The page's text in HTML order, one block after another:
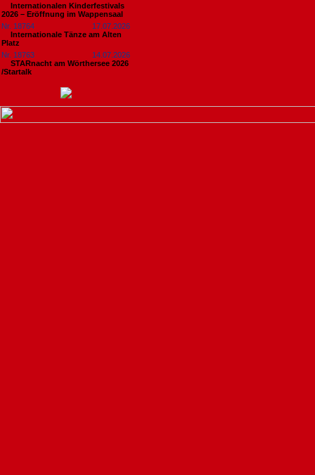
Internationalen Kinderfestivals
2026 – Eröffnung im Wappensaal
Nr. 18764
17.07.2026
Internationale Tänze am Alten
Platz
Nr. 18763
14.07.2026
STARnacht am Wörthersee 2026
/Startalk